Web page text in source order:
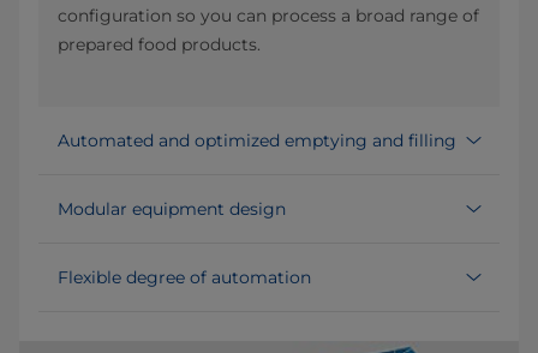
configuration so you can process a broad range of
prepared food products.
Automated and optimized emptying and filling
Modular equipment design
Flexible degree of automation